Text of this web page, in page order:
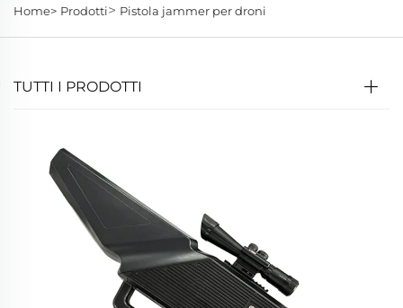
Home> Prodotti> Pistola jammer per droni
TUTTI I PRODOTTI